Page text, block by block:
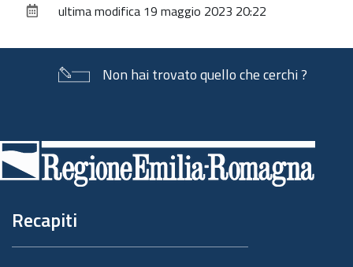
documentoultima modifica 19 maggio 2023 20:22
Non hai trovato quello che cerchi ?
di
pagina
Recapiti